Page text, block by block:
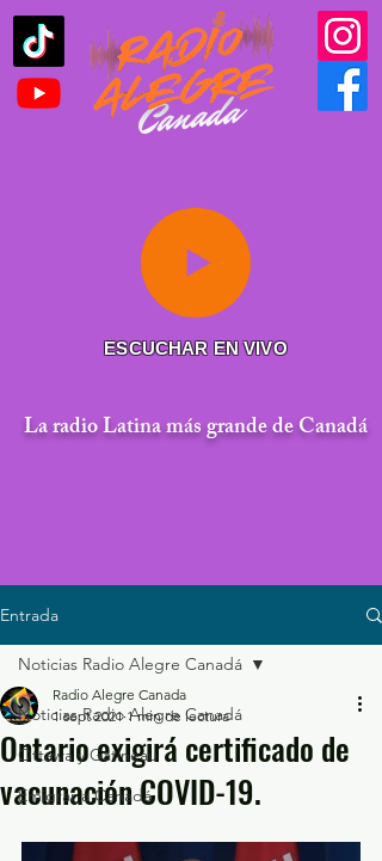
ESCUCHAR EN VIVO
La radio Latina más grande de Canadá
Entrada
Noticias Radio Alegre Canadá
Ottawa y Gatineau
Emigrar a Canadá
Noticias Radio Alegre Canadá
Ontario exigirá certificado de
vacunación COVID-19.
Radio Alegre Canada
1 sept 2021 1 min de lectura